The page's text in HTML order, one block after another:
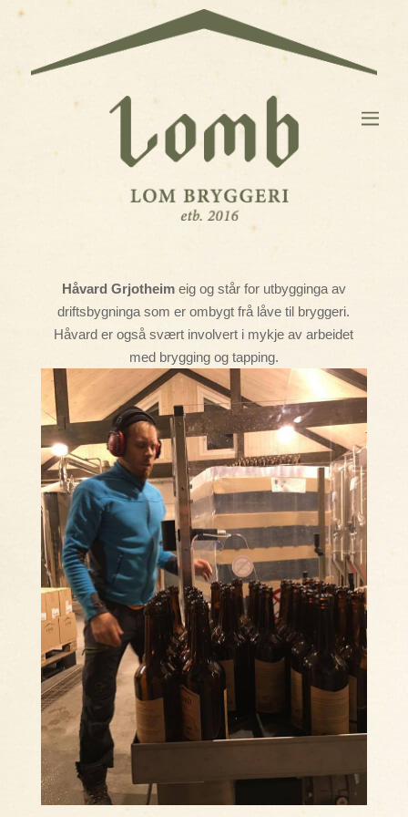
Håvard Grjotheimeig og står for utbygginga av
driftsbygninga som er ombygt frå låve til bryggeri.
Håvard er også svært involvert i mykje av arbeidet
med brygging og tapping.